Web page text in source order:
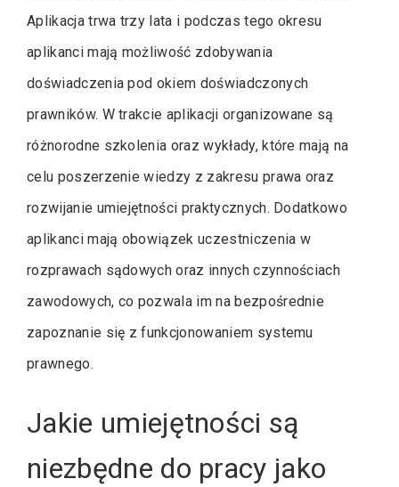
Aplikacja trwa trzy lata i podczas tego okresu
aplikanci mają możliwość zdobywania
doświadczenia pod okiem doświadczonych
prawników. W trakcie aplikacji organizowane są
różnorodne szkolenia oraz wykłady, które mają na
celu poszerzenie wiedzy z zakresu prawa oraz
rozwijanie umiejętności praktycznych. Dodatkowo
aplikanci mają obowiązek uczestniczenia w
rozprawach sądowych oraz innych czynnościach
zawodowych, co pozwala im na bezpośrednie
zapoznanie się z funkcjonowaniem systemu
prawnego.
Jakie umiejętności są
niezbędne do pracy jako